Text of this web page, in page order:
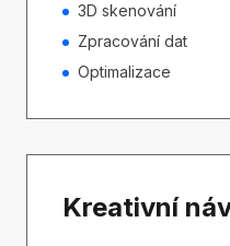
3D skenování
Zpracování dat
Optimalizace
Kreativní